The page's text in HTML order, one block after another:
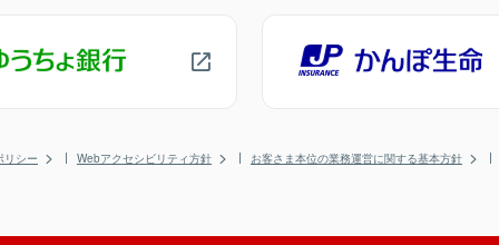
リシー Webアクセシビリティ方針 お客さま本位の業務運営に関する基本方針